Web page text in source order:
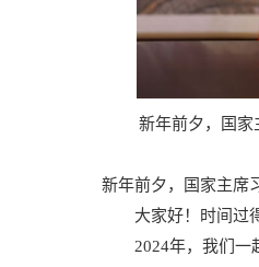
新年前夕，国家
新年前夕，国家主席
大家好！时间过
2024年，我们一